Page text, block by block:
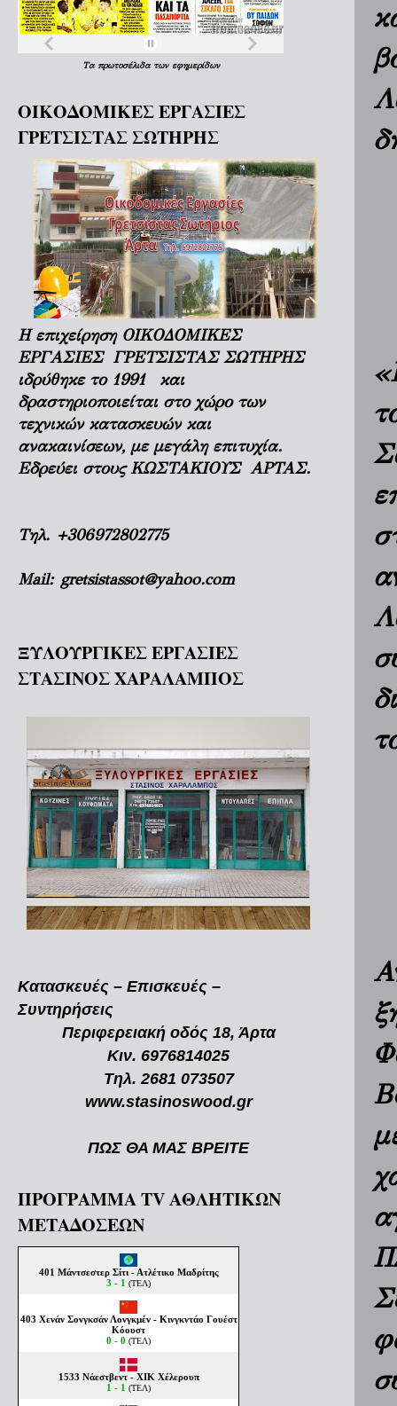
Τα πρωτοσέλιδα των εφημερίδων
ΟΙΚΟΔΟΜΙΚΕΣ ΕΡΓΑΣΙΕΣ
ΓΡΕΤΣΙΣΤΑΣ ΣΩΤΗΡΗΣ
Η επιχείρηση ΟΙΚΟΔΟΜΙΚΕΣ
ΕΡΓΑΣΙΕΣ ΓΡΕΤΣΙΣΤΑΣ ΣΩΤΗΡΗΣ
ιδρύθηκε το 1991 και
δραστηριοποιείται στο χώρο των
τεχνικών κατασκευών και
ανακαινίσεων, με μεγάλη επιτυχία.
Εδρεύει στους ΚΩΣΤΑΚΙΟΥΣ ΑΡΤΑΣ.
Τηλ. +306972802775
Mail: gretsistassot@yahoo.com
ΞΥΛΟΥΡΓΙΚΕΣ ΕΡΓΑΣΙΕΣ
ΣΤΑΣΙΝΟΣ ΧΑΡΑΛΑΜΠΟΣ
Κατασκευές – Επισκευές –
Συντηρήσεις
Περιφερειακή οδός 18, Άρτα
Κιν. 6976814025
Τηλ. 2681 073507
www.stasinoswood.gr
ΠΩΣ ΘΑ ΜΑΣ ΒΡΕΙΤΕ
ΠΡΟΓΡΑΜΜΑ TV ΑΘΛΗΤΙΚΩΝ
ΜΕΤΑΔΟΣΕΩΝ